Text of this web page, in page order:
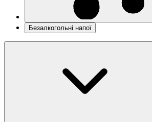
Безалкогольні напої